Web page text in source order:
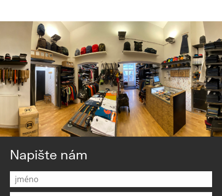
Napište nám